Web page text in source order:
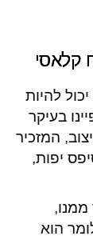
קלאסי
להיות
בעיקר
המזכיר
יפות,
הוא